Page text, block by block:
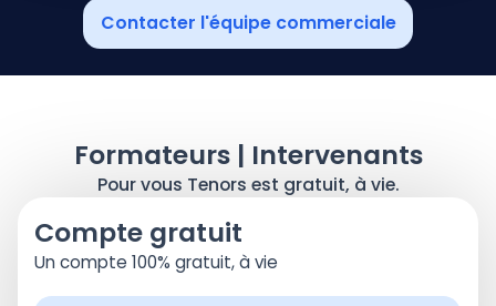
Contacter l'équipe commerciale
Formateurs | Intervenants
Pour vous Tenors est gratuit, à vie.
Compte gratuit
Un compte 100% gratuit, à vie